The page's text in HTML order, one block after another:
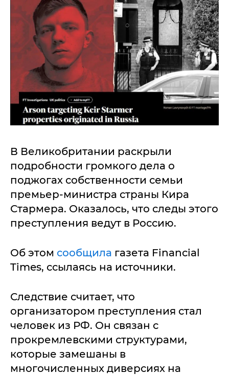
В Великобритании раскрыли
подробности громкого дела о
поджогах собственности семьи
премьер-министра страны Кира
Стармера. Оказалось, что следы этого
преступления ведут в Россию.
Об этом сообщила газета Financial
Times, ссылаясь на источники.
Следствие считает, что
организатором преступления стал
человек из РФ. Он связан с
прокремлевскими структурами,
которые замешаны в
многочисленных диверсиях на